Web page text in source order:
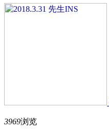
3969浏览